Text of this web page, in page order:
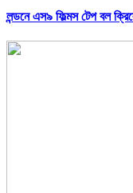
লন্ডনে এস৯ ফিল্মস টেপ বল